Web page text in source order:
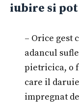
iubire si pot
– Orice gest
adancul
pietricica, o
care il
impregnat